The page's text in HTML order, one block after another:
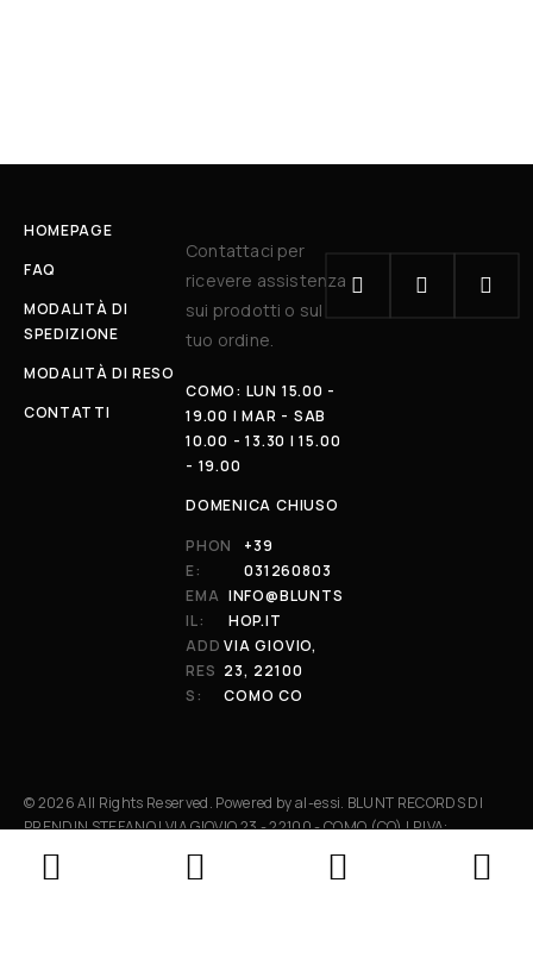
HOMEPAGE
FAQ
MODALITÀ DI
SPEDIZIONE
MODALITÀ DI RESO
CONTATTI
Contattaci per
ricevere assistenza
sui prodotti o sul
tuo ordine.
COMO: LUN 15.00 -
19.00 | MAR - SAB
10.00 - 13.30 | 15.00
- 19.00
DOMENICA CHIUSO
PHON
E:
+39
031260803
EMA
IL:
INFO@BLUNTS
HOP.IT
ADD
RES
S:
VIA GIOVIO,
23, 22100
COMO CO
© 2026 All Rights Reserved. Powered by al-essi. BLUNT RECORDS DI
PRENDIN STEFANO | VIA GIOVIO 23 - 22100 - COMO (CO) | P.IVA:
01848590038